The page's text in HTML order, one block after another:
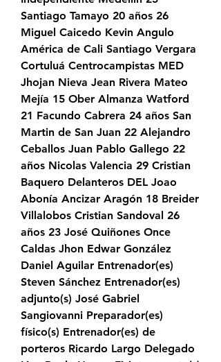
Santiago Tamayo 20 años 26
Miguel Caicedo Kevin Angulo
América de Cali Santiago Vergara
Cortuluá Centrocampistas MED
Jhojan Nieva Jean Rivera Mateo
Mejía 15 Ober Almanza Watford
21 Facundo Cabrera 24 años San
Martin de San Juan 22 Alejandro
Ceballos Juan Pablo Gallego 22
años Nicolas Valencia 29 Cristian
Baquero Delanteros DEL Joao
Abonía Ancizar Aragón 18 Breider
Villalobos Cristian Sandoval 26
años 23 José Quiñones Once
Caldas Jhon Edwar González
Daniel Aguilar Entrenador(es)
Steven Sánchez Entrenador(es)
adjunto(s) José Gabriel
Sangiovanni Preparador(es)
físico(s) Entrenador(es) de
porteros Ricardo Largo Delegado